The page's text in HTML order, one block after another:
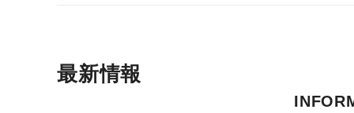
最新情報